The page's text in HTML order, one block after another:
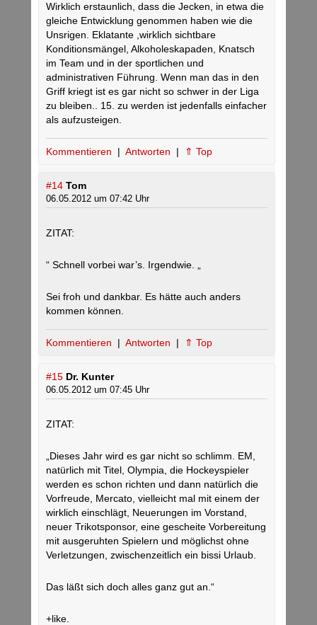
Wirklich erstaunlich, dass die Jecken, in etwa die
gleiche Entwicklung genommen haben wie die
Unsrigen. Eklatante ,wirklich sichtbare
Konditionsmängel, Alkoholeskapaden, Knatsch
im Team und in der sportlichen und
administrativen Führung. Wenn man das in den
Griff kriegt ist es gar nicht so schwer in der Liga
zu bleiben.. 15. zu werden ist jedenfalls einfacher
als aufzusteigen.
Kommentieren | Antworten | ⇑ Top
#14 Tom
06.05.2012 um 07:42 Uhr
ZITAT:
“ Schnell vorbei war’s. Irgendwie. „
Sei froh und dankbar. Es hätte auch anders
kommen können.
Kommentieren | Antworten | ⇑ Top
#15 Dr. Kunter
06.05.2012 um 07:45 Uhr
ZITAT:
„Dieses Jahr wird es gar nicht so schlimm. EM,
natürlich mit Titel, Olympia, die Hockeyspieler
werden es schon richten und dann natürlich die
Vorfreude, Mercato, vielleicht mal mit einem der
wirklich einschlägt, Neuerungen im Vorstand,
neuer Trikotsponsor, eine gescheite Vorbereitung
mit ausgeruhten Spielern und möglichst ohne
Verletzungen, zwischenzeitlich ein bissi Urlaub.
Das läßt sich doch alles ganz gut an.“
+like.